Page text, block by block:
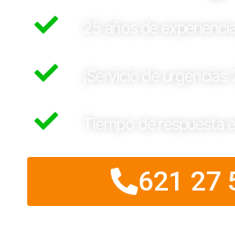
25 años de experiencia
¡Servicio de urgencias
Tiempo de respuesta
621 27